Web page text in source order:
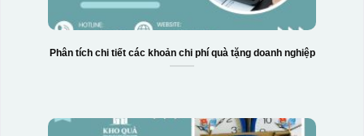
Phân tích chi tiết các khoản chi phí quà tặng doanh nghiệp